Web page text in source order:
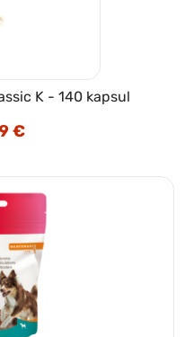
K - 140 kapsul
€